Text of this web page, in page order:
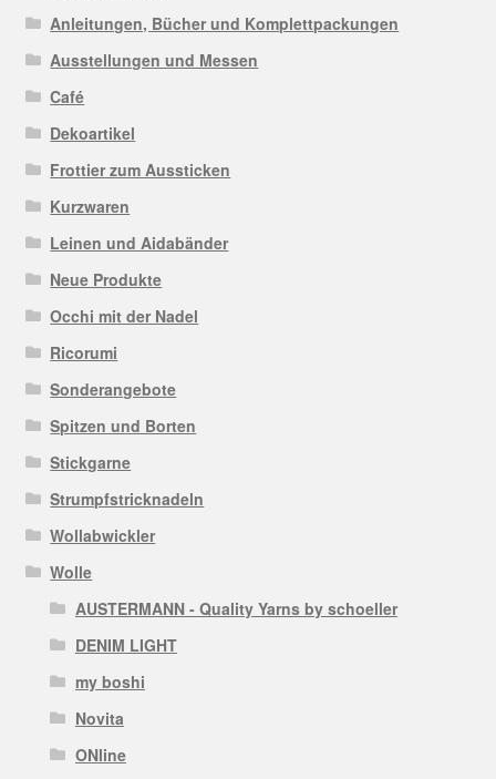
Anleitungen, Bücher und Komplettpackungen
Ausstellungen und Messen
Café
Dekoartikel
Frottier zum Aussticken
Kurzwaren
Leinen und Aidabänder
Neue Produkte
Occhi mit der Nadel
Ricorumi
Sonderangebote
Spitzen und Borten
Stickgarne
Strumpfstricknadeln
Wollabwickler
Wolle
AUSTERMANN - Quality Yarns by schoeller
DENIM LIGHT
my boshi
Novita
ONline